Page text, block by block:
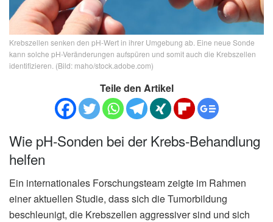
Krebszellen senken den pH-Wert in ihrer Umgebung ab. Eine neue Sonde
kann solche pH-Veränderungen aufspüren und somit auch die Krebszellen
identifizieren. (Bild: maho/stock.adobe.com)
Teile den Artikel
Wie pH-Sonden bei der Krebs-Behandlung
helfen
Ein internationales Forschungsteam zeigte im Rahmen
einer aktuellen Studie, dass sich die Tumorbildung
beschleunigt, die Krebszellen aggressiver sind und sich